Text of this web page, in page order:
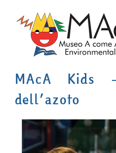
contenuto
MAcA Kids
dell’azoto